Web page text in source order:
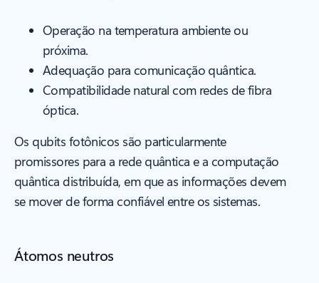
Operação na temperatura ambiente ou
próxima.
Adequação para comunicação quântica.
Compatibilidade natural com redes de fibra
óptica.
Os qubits fotônicos são particularmente
promissores para a rede quântica e a computação
quântica distribuída, em que as informações devem
se mover de forma confiável entre os sistemas.
Átomos neutros